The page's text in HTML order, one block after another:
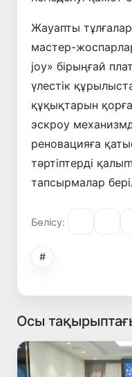
Жауапты
мастер-
joy» бірыңғай
үлестік
құқықтарын
эскроу
реновацияға
тәртіптерді
тапсырмалар
Бөлісу:
#
Осы